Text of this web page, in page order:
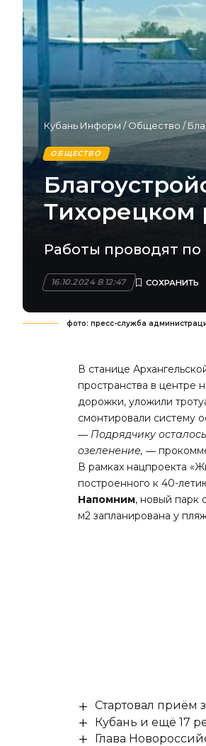
Кубань Информ /Общество /
ОБЩЕСТВО
Тихорецком
Работы проводят по
16.10.2024 В 12:47
фото: пресс-служба
В станице
пространства в центре
дорожки, уложили
смонтировали систему
― Подрядчику
озеленение, ―
В рамках нацпроекта
построенного к 40-
Напомним, новый парк
м2 запланирована у
Стартовал приём
Кубань и ещё 17
Глава